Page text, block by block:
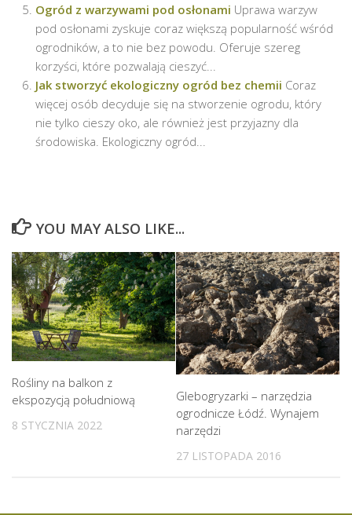
Ogród z warzywami pod osłonami Uprawa warzyw
pod osłonami zyskuje coraz większą popularność wśród
ogrodników, a to nie bez powodu. Oferuje szereg
korzyści, które pozwalają cieszyć...
Jak stworzyć ekologiczny ogród bez chemii Coraz
więcej osób decyduje się na stworzenie ogrodu, który
nie tylko cieszy oko, ale również jest przyjazny dla
środowiska. Ekologiczny ogród...
YOU MAY ALSO LIKE...
Rośliny na balkon z
ekspozycją południową
8 STYCZNIA 2022
Glebogryzarki – narzędzia
ogrodnicze Łódź. Wynajem
narzędzi
27 LISTOPADA 2016